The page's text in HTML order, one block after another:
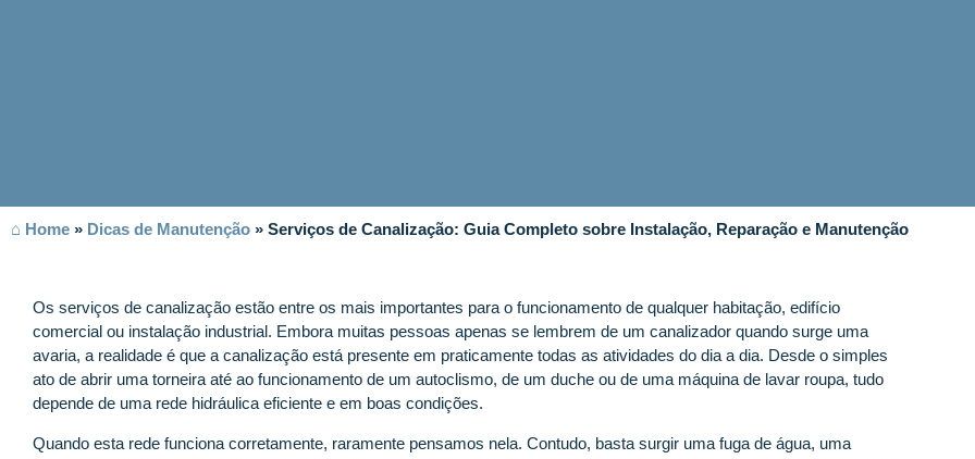
⌂ Home » Dicas de Manutenção » Serviços de Canalização: Guia Completo sobre Instalação, Reparação e Manutenção
Os serviços de canalização estão entre os mais importantes para o funcionamento de qualquer habitação, edifício
comercial ou instalação industrial. Embora muitas pessoas apenas se lembrem de um canalizador quando surge uma
avaria, a realidade é que a canalização está presente em praticamente todas as atividades do dia a dia. Desde o simples
ato de abrir uma torneira até ao funcionamento de um autoclismo, de um duche ou de uma máquina de lavar roupa, tudo
depende de uma rede hidráulica eficiente e em boas condições.
Quando esta rede funciona corretamente, raramente pensamos nela. Contudo, basta surgir uma fuga de água, uma